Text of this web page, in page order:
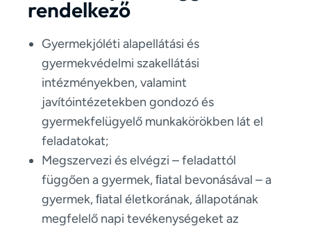
rendelkező
Gyermekjóléti alapellátási és
gyermekvédelmi szakellátási
intézményekben, valamint
javítóintézetekben gondozó és
gyermekfelügyelő munkakörökben lát el
feladatokat;
Megszervezi és elvégzi – feladattól
függően a gyermek, ﬁatal bevonásával – a
gyermek, ﬁatal életkorának, állapotának
megfelelő napi tevékenységeket az